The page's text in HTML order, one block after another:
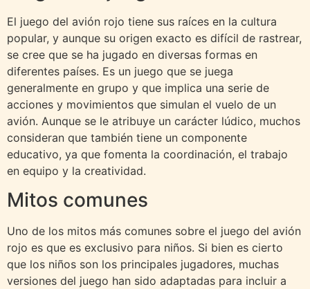
El juego del avión rojo tiene sus raíces en la cultura
popular, y aunque su origen exacto es difícil de rastrear,
se cree que se ha jugado en diversas formas en
diferentes países. Es un juego que se juega
generalmente en grupo y que implica una serie de
acciones y movimientos que simulan el vuelo de un
avión. Aunque se le atribuye un carácter lúdico, muchos
consideran que también tiene un componente
educativo, ya que fomenta la coordinación, el trabajo
en equipo y la creatividad.
Mitos comunes
Uno de los mitos más comunes sobre el juego del avión
rojo es que es exclusivo para niños. Si bien es cierto
que los niños son los principales jugadores, muchas
versiones del juego han sido adaptadas para incluir a